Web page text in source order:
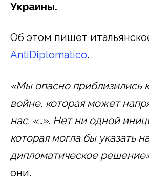
Украины.
Об этом пишет
AntiDiplomatico.
«Мы опасно приблизились
войне, которая может
нас. «…». Нет ни одной
которая могла бы указать
дипломатическое
они.